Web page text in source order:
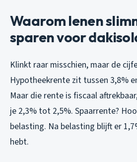
Waarom lenen
sparen voor
Klinkt raar misschien, maar de
Hypotheekrente zit tussen 3,8%
Maar die rente is fiscaal
je 2,3% tot 2,5%. Spaarrente?
belasting. Na belasting blijft er
hebt.